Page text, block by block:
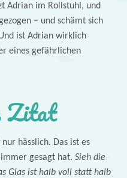
Adrian im Rollstuhl, und
– und schämt sich
ist Adrian wirklich
eines gefährlichen
Zitat
hässlich. Das ist es
gesagt hat. Sieh die
Glas ist halb voll statt halb